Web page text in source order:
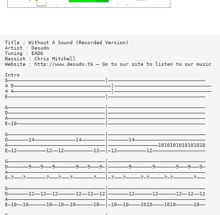
Title : Without A Sound (Recorded Version)
Artist : Desudo
Tuning : EADG
Bassist : Chris Mitchell
Website : http://www.desudo.tk — Go to our site to listen to our music
Intro
G—————————————————————————————————|—————————————————————————————————
4 D—————————————————————————————————|—————————————————————————————————
4 A—————————————————————————————————|—————————————————————————————————
E—————————————————————————————————|—————————————————————————————————
G—————————————————————————————————|—————————————————————————————————
D—————————————————————————————————|—————————————————————————————————
A—————————————————————————————————|—————————————————————————————————
E—10~—————————————————————————————|—————————————————————————————————
G—————————————————————————————————|—————————————————————————————————
D———————14——————————————14————————|———————14————————————————————————
A—————————————————————————————————|—————————————————1010101010101010
E—12——————————12——12——————————12——|—12——————————12——————————————————
G—————————————————————————————————|—————————————————————————————————
D———————9———9———9———————9———9———9—|———————9———————9———————9———9———9—
A—————————————————————————————————|—————————————————————————————————
E—7———7———————7———7———7———————7———|—7———7—————7—7—————7—7———————7———
G—————————————————————————————————|—————————————————————————————————
D———————12——12——12——————12——12——12|———————12——————12——————12——12——12
A—————————————————————————————————|—————————————————————————————————
E—10~—10——————10——10——10——————10——|—10——10————1010————1010——————10——